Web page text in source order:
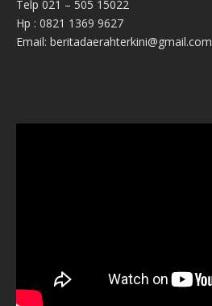
Telp 021 – 505 15022
Hp : 0821 1369 9627
Email: beritadaerahterkini@gmail.com